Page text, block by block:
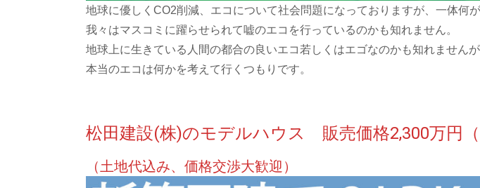
地球に優しくCO2削減、エコについて社会問題になっておりますが、一体何
我々はマスコミに躍らせられて嘘のエコを行っているのかも知れません。
地球上に生きている人間の都合の良いエコ若しくはエゴなのかも知れません
本当のエコは何かを考えて行くつもりです。
松田建設(株)のモデルハウス 販売価格2,300万円（
（土地代込み、価格交渉大歓迎）